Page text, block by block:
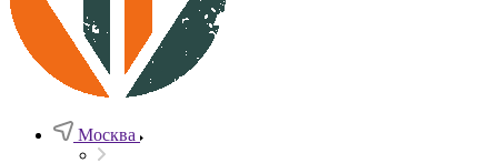
Москва